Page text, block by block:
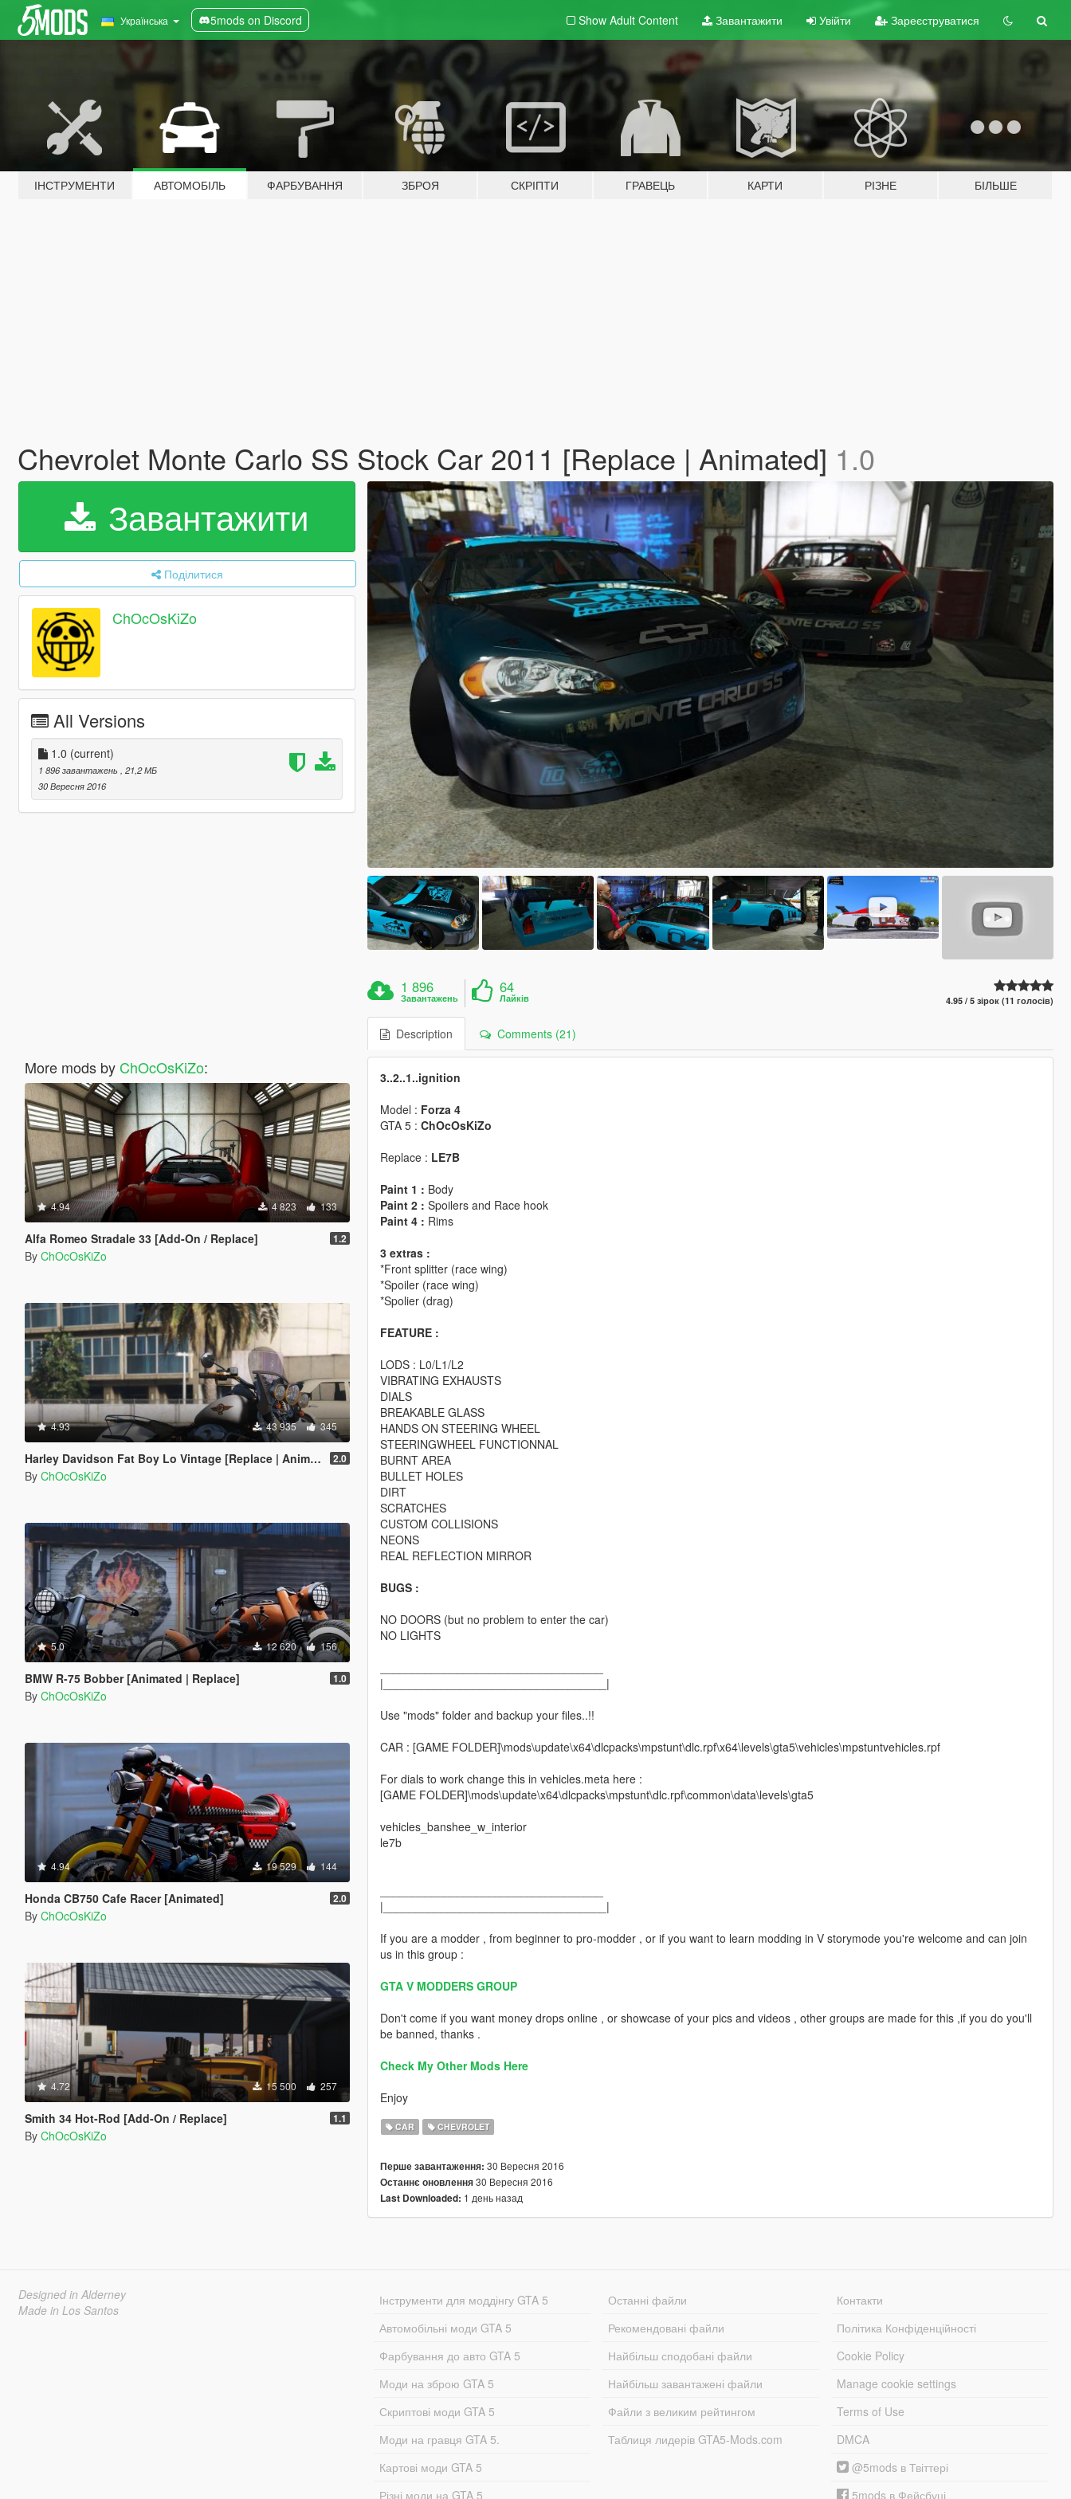
Українська 5mods on Discord Show Adult Content Завантажити Увійти Зареєструватися
ІНСТРУМЕНТИ АВТОМОБІЛЬ ФАРБУВАННЯ ЗБРОЯ СКРІПТИ ГРАВЕЦЬ КАРТИ РІЗНЕ БІЛЬШЕ
Chevrolet Monte Carlo SS Stock Car 2011 [Replace | Animated] 1.0
Завантажити
Поділитися
ChOcOsKiZo
All Versions
1.0 (current)
1 896 завантажень
, 21,2 МБ
30 Вересня 2016
More mods by ChOcOsKiZo:
4.94 4 823 133
Alfa Romeo Stradale 33 [Add-On / Replace] 1.2
By ChOcOsKiZo
4.93 43 935 345
Harley Davidson Fat Boy Lo Vintage [Replace | Animated] 2.0
By ChOcOsKiZo
5.0 12 620 156
BMW R-75 Bobber [Animated | Replace] 1.0
By ChOcOsKiZo
4.94 19 529 144
Honda CB750 Cafe Racer [Animated] 2.0
By ChOcOsKiZo
4.72 15 500 257
Smith 34 Hot-Rod [Add-On / Replace] 1.1
By ChOcOsKiZo
1 896
Завантажень
64
Лайків 4.95 / 5 зірок (11 голосів)
Description Comments (21)
3..2..1..ignition
Model : Forza 4
GTA 5 : ChOcOsKiZo
Replace : LE7B
Paint 1 : Body
Paint 2 : Spoilers and Race hook
Paint 4 : Rims
3 extras :
*Front splitter (race wing)
*Spoiler (race wing)
*Spolier (drag)
FEATURE :
LODS : L0/L1/L2
VIBRATING EXHAUSTS
DIALS
BREAKABLE GLASS
HANDS ON STEERING WHEEL
STEERINGWHEEL FUNCTIONNAL
BURNT AREA
BULLET HOLES
DIRT
SCRATCHES
CUSTOM COLLISIONS
NEONS
REAL REFLECTION MIRROR
BUGS :
NO DOORS (but no problem to enter the car)
NO LIGHTS
|___________________________________|
Use "mods" folder and backup your files..!!
CAR : [GAME FOLDER]\mods\update\x64\dlcpacks\mpstunt\dlc.rpf\x64\levels\gta5\vehicles\mpstuntvehicles.rpf
For dials to work change this in vehicles.meta here :
[GAME FOLDER]\mods\update\x64\dlcpacks\mpstunt\dlc.rpf\common\data\levels\gta5
vehicles_banshee_w_interior
le7b
|___________________________________|
If you are a modder , from beginner to pro-modder , or if you want to learn modding in V storymode you're welcome and can join
us in this group :
GTA V MODDERS GROUP
Don't come if you want money drops online , or showcase of your pics and videos , other groups are made for this ,if you do you'll
be banned, thanks .
Check My Other Mods Here
Enjoy
CAR CHEVROLET
Перше завантаження: 30 Вересня 2016
Останнє оновлення30 Вересня 2016
Last Downloaded: 1 день назад
Designed in Alderney
Made in Los Santos
Інструменти для моддінгу GTA 5
Автомобільні моди GTA 5
Фарбування до авто GTA 5
Моди на зброю GTA 5
Скриптові моди GTA 5
Моди на гравця GTA 5.
Картові моди GTA 5
Різні моди на GTA 5
Останні файли
Рекомендовані файли
Найбільш сподобані файли
Найбільш завантажені файли
Файли з великим рейтингом
Таблиця лидерів GTA5-Mods.com
Контакти
Політика Конфіденційності
Cookie Policy
Manage cookie settings
Terms of Use
DMCA
@5mods в Твіттері
5mods в Фейсбуці